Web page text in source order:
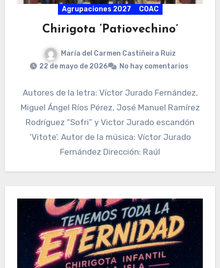
Agrupaciones 2027 COAC
Chirigota ‘Patiovechino’
María del Carmen Castiñeira Ruiz
22 de mayo de 2026
No hay comentarios
Autores de la letra: Víctor Jurado Fernández,
Miguel Ángel Ríos Pérez, José Manuel Ramírez
Rodríguez “Sofri” y Victor Jurado escandón
‘Vitote’. Autor de la música: Víctor Jurado
Fernández Dirección: Raúl